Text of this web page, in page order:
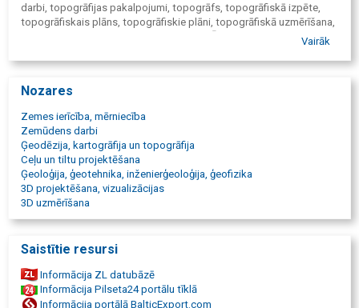
darbi, topogrāfijas pakalpojumi, topogrāfs, topogrāfiskā izpēte,
topogrāfiskais plāns, topogrāfiskie plāni, topogrāfiskā uzmērīšana,
topogrāfisko plānu izstrāde, topo karte. Ūdensvadu projektēšana,
un kanalizācija. Ģeodēzija, ģeodēziskie darbi, ģeodēzists,
uzmērīšana, kadastrālā uzmērīšana, zemes mērīšana, zemes
apsekošana, zemes robežu atjaunošana, zemes robežu plāni,
zemes robežu noteikšana. Robežplāns, robežplāni, robežu plāni,
robežu uzmērīšana, robežu nomērīšana, robežu nospraušana.
Zemes īpašumu sadalīšana un apvienošana, zemes ierīcības darbi,
zemes ierīcības projekta izstrāde, zemes instrumentālā uzmērīšana.
Zemesgrāmata. Plānu izgatavošana. Mērniecības instrumentu
noma. Optiskais nivelieris. Elektroniskais tahimetrs. Divfrekvenču
GPS uztvērējs. Ģeodēzisko atbalstpunktu tīklu ierīkošana,
izstrādes, karjeru izpēte. Zemes darbu apjoma aprēķināšana,
zemes darbi. Tilpuma aprēķins. Nivelēšana. Ģeodēzija.
Inženierģeodēzija, inženierģeodēziskie darbi. Ģeodēzijas un
kartogrāfijas darbi, kartogrāfija, kartogrāfs. Detālplānošana,
Vairāk
Nozares
Zemes ierīcība, mērniecība
Zemūdens darbi
Ģeodēzija, kartogrāfija un topogrāfija
Ceļu un tiltu projektēšana
Ģeoloģija, ģeotehnika, inženierģeoloģija, ģeofizika
3D projektēšana, vizualizācijas
3D uzmērīšana
Saistītie resursi
Informācija ZL datubāzē
Informācija Pilseta24 portālu tīklā
Informācija portālā BalticExport.com